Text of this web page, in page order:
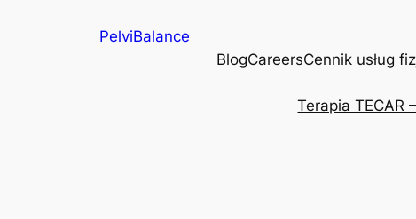
PelviBalance
BlogCareersCennik usług
Terapia TECAR